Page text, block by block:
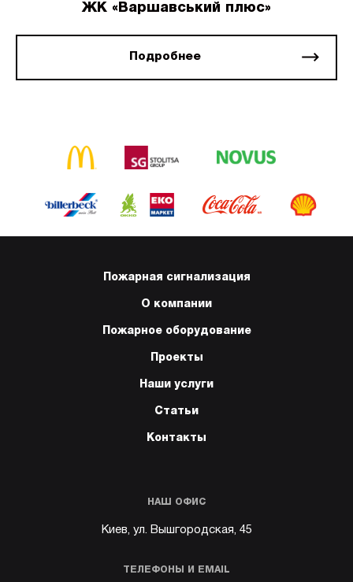
ЖК «Варшавський плюс»
Подробнее
Пожарная сигнализация
О компании
Пожарное оборудование
Проекты
Наши услуги
Статьи
Контакты
НАШ ОФИС
Киев, ул. Вышгородская, 45
ТЕЛЕФОНЫ И EMAIL